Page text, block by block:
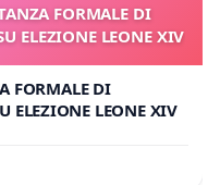
FORMALE DI
ELEZIONE LEONE XIV
FORMALE DI
ELEZIONE LEONE XIV